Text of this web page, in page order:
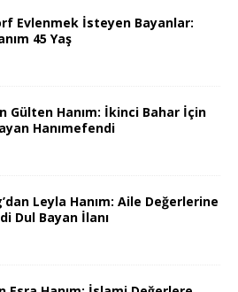
Evlenmek İsteyen Bayanlar:
45 Yaş
Gülten Hanım: İkinci Bahar İçin
Hanımefendi
Leyla Hanım: Aile Değerlerine
Dul Bayan İlanı